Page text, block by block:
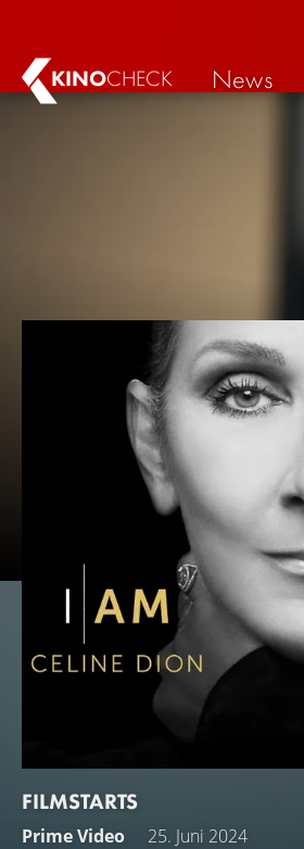
KINOCHECK News
FILMSTARTS
Prime Video 25. Juni 2024